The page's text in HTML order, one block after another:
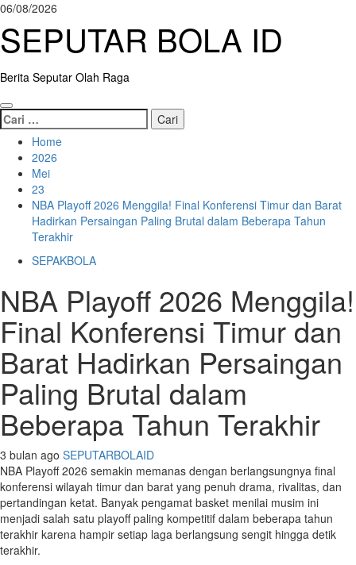
Skip
content
06/08/2026
SEPUTAR BOLA ID
Berita Seputar Olah Raga
Primary
Menu
Cari
untuk:
Home
2026
Mei
23
NBA Playoff 2026 Menggila! Final Konferensi Timur dan Barat
Hadirkan Persaingan Paling Brutal dalam Beberapa Tahun
Terakhir
SEPAKBOLA
NBA Playoff 2026 Menggila!
Final Konferensi Timur dan
Barat Hadirkan Persaingan
Paling Brutal dalam
Beberapa Tahun Terakhir
3 bulan ago SEPUTARBOLAID
NBA Playoff 2026 semakin memanas dengan berlangsungnya final
konferensi wilayah timur dan barat yang penuh drama, rivalitas, dan
pertandingan ketat. Banyak pengamat basket menilai musim ini
menjadi salah satu playoff paling kompetitif dalam beberapa tahun
terakhir karena hampir setiap laga berlangsung sengit hingga detik
terakhir.